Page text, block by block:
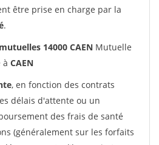
être prise en charge par la
.
14000 CAEN Mutuelle
à CAEN
, en fonction des contrats
délais d'attente ou un
des frais de santé
(généralement sur les forfaits